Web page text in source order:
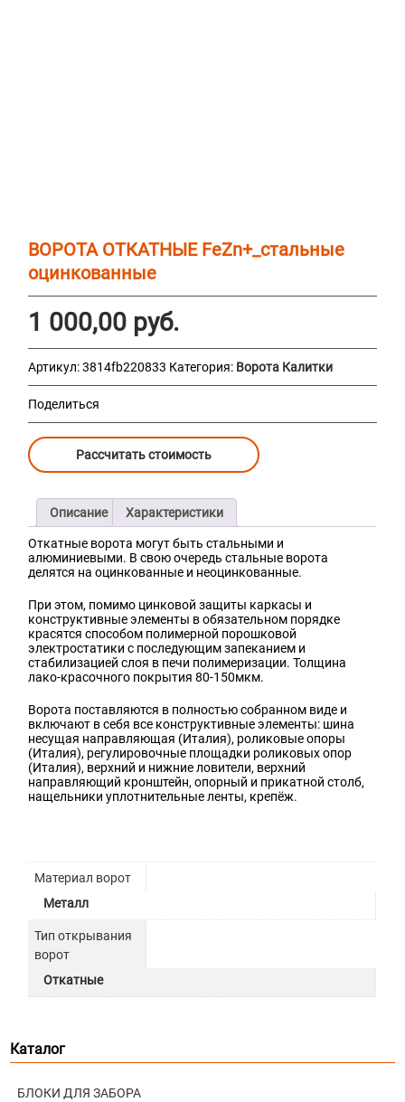
ВОРОТА ОТКАТНЫЕ FeZn+_стальные
оцинкованные
1 000,00 руб.
Артикул:3814fb220833 Категория: Ворота Калитки
Поделиться
Рассчитать стоимость
Описание Характеристики
Откатные ворота могут быть стальными и
алюминиевыми. В свою очередь стальные ворота
делятся на оцинкованные и неоцинкованные.
При этом, помимо цинковой защиты каркасы и
конструктивные элементы в обязательном порядке
красятся способом полимерной порошковой
электростатики с последующим запеканием и
стабилизацией слоя в печи полимеризации. Толщина
лако-красочного покрытия 80-150мкм.
Ворота поставляются в полностью собранном виде и
включают в себя все конструктивные элементы: шина
несущая направляющая (Италия), роликовые опоры
(Италия), регулировочные площадки роликовых опор
(Италия), верхний и нижние ловители, верхний
направляющий кронштейн, опорный и прикатной столб,
нащельники уплотнительные ленты, крепёж.
Материал ворот
Металл
Тип открывания
ворот
Откатные
Каталог
БЛОКИ ДЛЯ ЗАБОРА